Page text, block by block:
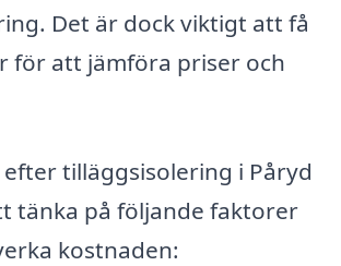
Det är dock viktigt att få
för att jämföra priser och
tilläggsisolering i Påryd
tänka på följande faktorer
kostnaden: